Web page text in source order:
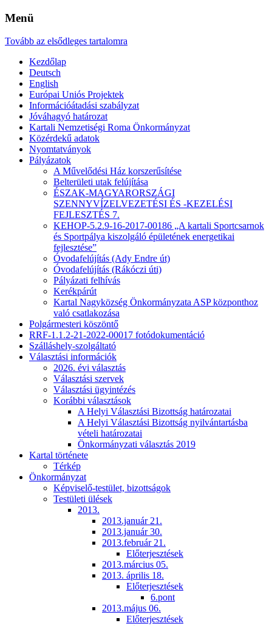
Menü
Tovább az elsődleges tartalomra
Kezdőlap
Deutsch
English
Európai Uniós Projektek
Információátadási szabályzat
Jóváhagyó határozat
Kartali Nemzetiségi Roma Önkormányzat
Közérdekű adatok
Nyomtatványok
Pályázatok
A Művelődési Ház korszerűsítése
Belterületi utak felújítása
ÉSZAK-MAGYARORSZÁGI
SZENNYVÍZELVEZETÉSI ÉS -KEZELÉSI
FEJLESZTÉS 7.
KEHOP-5.2.9-16-2017-00186 „A kartali Sportcsarnok
és Sportpálya kiszolgáló épületének energetikai
fejlesztése”
Óvodafelújítás (Ady Endre út)
Óvodafelújítás (Rákóczi úti)
Pályázati felhívás
Kerékpárút
Kartal Nagyközség Önkormányzata ASP központhoz
való csatlakozása
Polgármesteri köszöntő
RRF-1.1.2-21-2022-00017 fotódokumentáció
Szálláshely-szolgáltató
Választási információk
2026. évi választás
Választási szervek
Választási ügyintézés
Korábbi választások
A Helyi Választási Bizottság határozatai
A Helyi Választási Bizottság nyilvántartásba
vételi határozatai
Önkormányzati választás 2019
Kartal története
Térkép
Önkormányzat
Képviselő-testület, bizottságok
Testületi ülések
2013.
2013.január 21.
2013.január 30.
2013.február 21.
Előterjesztések
2013.március 05.
2013. április 18.
Előterjesztések
6.pont
2013.május 06.
Előterjesztések